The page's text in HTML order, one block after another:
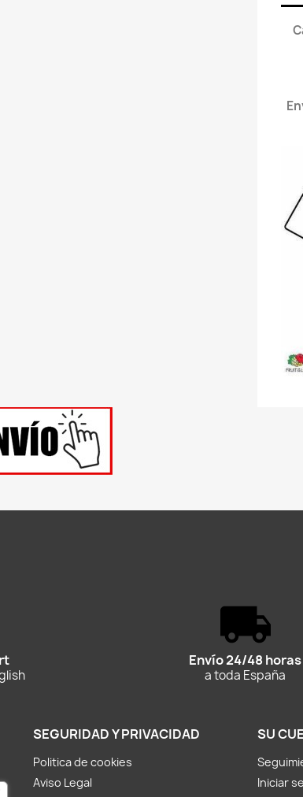
Envío 24/48 horas
a toda España
SEGURIDAD Y PRIVACIDAD
Politica de cookies
Aviso Legal
SU
Iniciar